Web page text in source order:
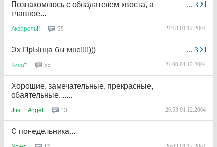
... 3
Познакомлюсь с обладателем хвоста, а
главное...
Акварель!! 55 21:18 01.12.2004
... 3
Эх ПрЫнца бы мне!!!!)))
Киса* 55 21:00 01.12.2004
Хорошие, замечательные, прекрасные,
обаятельные.......
Just....Angel 13 20:53 01.12.2004
С понедельника...